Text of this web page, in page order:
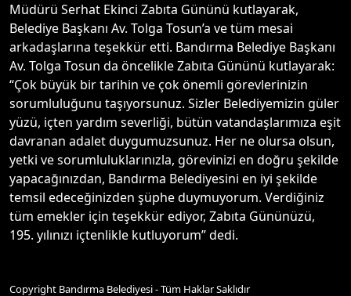
Müdürü Serhat Ekinci Zabıta Gününü kutlayarak,
Belediye Başkanı Av. Tolga Tosun’a ve tüm mesai
arkadaşlarına teşekkür etti. Bandırma Belediye Başkanı
Av. Tolga Tosun da öncelikle Zabıta Gününü kutlayarak:
“Çok büyük bir tarihin ve çok önemli görevlerinizin
sorumluluğunu taşıyorsunuz. Sizler Belediyemizin güler
yüzü, içten yardım severliği, bütün vatandaşlarımıza eşit
davranan adalet duygumuzsunuz. Her ne olursa olsun,
yetki ve sorumluluklarınızla, görevinizi en doğru şekilde
yapacağınızdan, Bandırma Belediyesini en iyi şekilde
temsil edeceğinizden şüphe duymuyorum. Verdiğiniz
tüm emekler için teşekkür ediyor, Zabıta Gününüzü,
195. yılınızı içtenlikle kutluyorum” dedi.
Copyright Bandırma Belediyesi - Tüm Haklar Saklıdır